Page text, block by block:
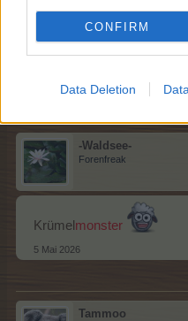
CONFIRM
Data Deletion
krümel
-Waldsee-
Forenfreak
Krümel monster
5 Mai 2026
Tammoo